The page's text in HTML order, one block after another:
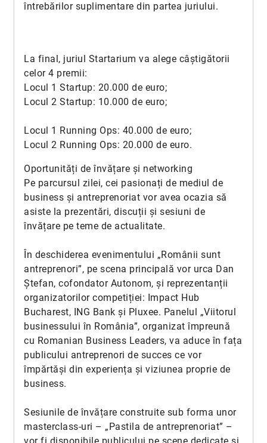
întrebărilor suplimentare din partea juriului.
La final, juriul Startarium va alege câștigătorii
celor 4 premii:
Locul 1 Startup: 20.000 de euro;
Locul 2 Startup: 10.000 de euro;
Locul 1 Running Ops: 40.000 de euro;
Locul 2 Running Ops: 20.000 de euro.
Oportunități de învățare și networking
Pe parcursul zilei, cei pasionați de mediul de
business și antreprenoriat vor avea ocazia să
asiste la prezentări, discuții și sesiuni de
învățare pe teme de actualitate.
În deschiderea evenimentului „Românii sunt
antreprenori”, pe scena principală vor urca Dan
Ștefan, cofondator Autonom, și reprezentanții
organizatorilor competiției: Impact Hub
Bucharest, ING Bank și Pluxee. Panelul „Viitorul
businessului în România”, organizat împreună
cu Romanian Business Leaders, va aduce în fața
publicului antreprenori de succes ce vor
împărtăși din experiența și viziunea proprie de
business.
Sesiunile de învățare construite sub forma unor
masterclass-uri – „Pastila de antreprenoriat” –